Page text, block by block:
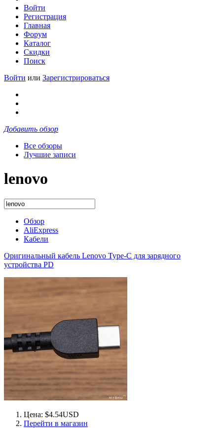
Войти
Регистрация
Главная
Форум
Каталог
Скидки
Поиск
Войти или Зарегистрироваться
Добавить обзор
Все обзоры
Лучшие записи
lenovo
Обзор
AliExpress
Кабели
Оригинальный кабель Lenovo Type-C для зарядного
устройства PD
Цена: $4.54USD
Перейти в магазин